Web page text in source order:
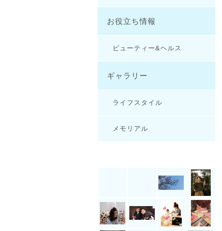
お役立ち情報
ビューティー&ヘルス
ギャラリー
ライフスタイル
メモリアル